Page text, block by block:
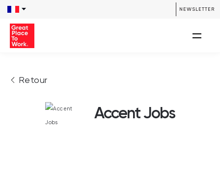
NEWSLETTER
Retour
Accent Jobs